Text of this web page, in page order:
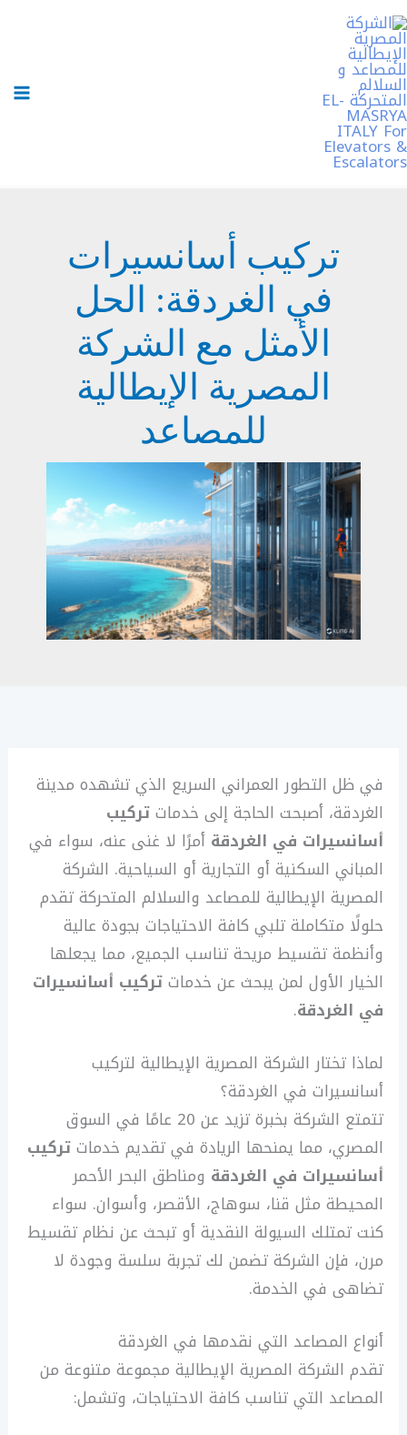
تخطي
إلى
المحتوى
تركيب أسانسيرات
في الغردقة: الحل
الأمثل مع الشركة
المصرية الإيطالية
للمصاعد
في ظل التطور العمراني السريع الذي تشهده مدينة
الغردقة، أصبحت الحاجة إلى خدماتتركيب
أسانسيرات في الغردقة أمرًا لا غنى عنه، سواء في
المباني السكنية أو التجارية أو السياحية. الشركة
المصرية الإيطالية للمصاعد والسلالم المتحركة تقدم
حلولًا متكاملة تلبي كافة الاحتياجات بجودة عالية
وأنظمة تقسيط مريحة تناسب الجميع، مما يجعلها
الخيار الأول لمن يبحث عن خدماتتركيب أسانسيرات
في الغردقة.
لماذا تختار الشركة المصرية الإيطالية لتركيب
أسانسيرات في الغردقة؟
تتمتع الشركة بخبرة تزيد عن 20 عامًا في السوق
المصري، مما يمنحها الريادة في تقديم خدماتتركيب
أسانسيرات في الغردقة ومناطق البحر الأحمر
المحيطة مثل قنا، سوهاج، الأقصر، وأسوان. سواء
كنت تمتلك السيولة النقدية أو تبحث عن نظام تقسيط
مرن، فإن الشركة تضمن لك تجربة سلسة وجودة لا
تضاهى في الخدمة.
أنواع المصاعد التي نقدمها في الغردقة
تقدم الشركة المصرية الإيطالية مجموعة متنوعة من
المصاعد التي تناسب كافة الاحتياجات، وتشمل: